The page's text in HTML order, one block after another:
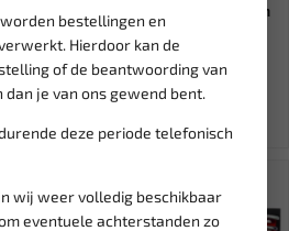
bestellingen en
Hierdoor kan de
of de beantwoording van
je van ons gewend bent.
deze periode telefonisch
wij weer volledig beschikbaar
eventuele achterstanden zo
accuklemmen / wisserarmen
S-BWA
14,94
Ex. btw: € 12,35